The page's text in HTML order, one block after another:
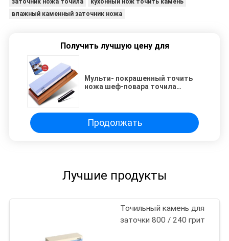
заточник ножа точила
кухонный нож точить камень
влажный каменный заточник ножа
Получить лучшую цену для
Мульти- покрашенный точить
ножа шеф-повара точила
Продолжать
Лучшие продукты
Точильный камень для
заточки 800 / 240 грит